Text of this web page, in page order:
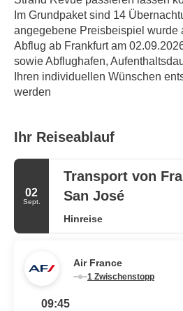
Im Grundpaket sind 14
angegebene Preisbeispiel wurde
Abflug ab Frankfurt am
sowie Abflughafen,
Ihren individuellen Wünschen
werden
Ihr Reiseablauf
02
Sept.
Transport von
San José
Hinreise
Air France
1 Zwischenstopp
09:45